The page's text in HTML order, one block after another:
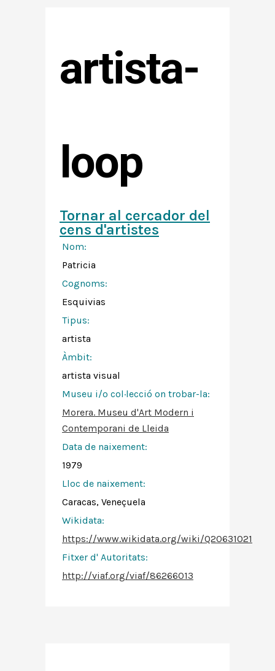
artista-
loop
Tornar al cercador del
cens d'artistes
Nom:
Patricia
Cognoms:
Esquivias
Tipus:
artista
Àmbit:
artista visual
Museu i/o col·lecció on trobar-la:
Morera. Museu d'Art Modern i
Contemporani de Lleida
Data de naixement:
1979
Lloc de naixement:
Caracas, Veneçuela
Wikidata:
https://www.wikidata.org/wiki/Q20631021
Fitxer d' Autoritats:
http://viaf.org/viaf/86266013